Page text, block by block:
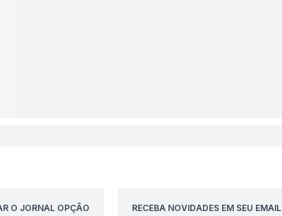
O JORNAL OPÇÃO
RECEBA NOVIDADES EM SEU EMAIL